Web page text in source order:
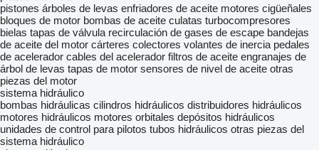
pistones árboles de levas enfriadores de aceite motores cigüeñales
bloques de motor bombas de aceite culatas turbocompresores
bielas tapas de válvula recirculación de gases de escape bandejas
de aceite del motor cárteres colectores volantes de inercia pedales
de acelerador cables del acelerador filtros de aceite engranajes de
árbol de levas tapas de motor sensores de nivel de aceite otras
piezas del motor
sistema hidráulico
bombas hidráulicas cilindros hidráulicos distribuidores hidráulicos
motores hidráulicos motores orbitales depósitos hidráulicos
unidades de control para pilotos tubos hidráulicos otras piezas del
sistema hidráulico